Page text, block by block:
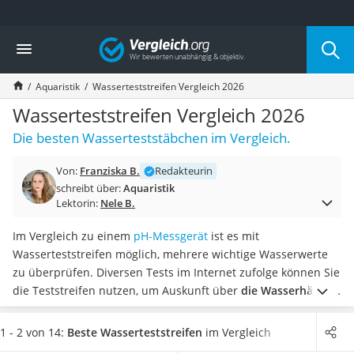
Die beliebtesten Vergleiche nach Kategorie
Drogerie
Inhalator
Haarschneider
Rollator
Braun Rasierer
Katzenklappe (Chip)
Masturbator
Massagepistole
Reisehaartrockner
Eiweißpulver
Magnesiumpräparat
Katzenklappe
Nackenmassagegerät
Zeckenschutz Katze
Vergleich
Aquaristik Wasserteststreifen Vergleich 2026
Wasserteststreifen Vergleich 2026
Die besten Wasserteststäbchen im Vergleich.
Von: Franziska B.
Redakteurin
schreibt über:Aquaristik
Lektorin: Nele B.
Im Vergleich zu einem pH-Messgerät ist es mit
Wasserteststreifen möglich, mehrere wichtige Wasserwerte
zu überprüfen. Diversen Tests im Internet zufolge können Sie
die Teststreifen nutzen, um Auskunft über die Wasserhärte,
Alkalinität und vieles mehrzu erhalten. Die Anwendung ist
dabei sehr leicht und liefert nach wenigen Minuten akkurate
1 - 2 von 14: Beste Wasserteststreifen im Vergleich